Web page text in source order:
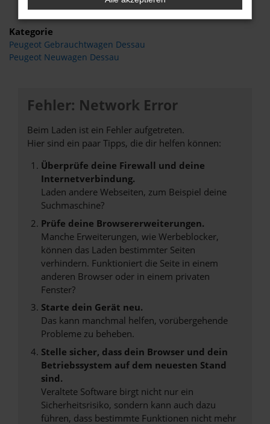
Kategorie
Peugeot Gebrauchtwagen Dessau
Peugeot Neuwagen Dessau
Fehler: Network Error
Beim Laden ist ein Fehler aufgetreten.
Hier sind ein paar Tipps, die dir helfen können:
Überprüfe deine Firewall und deine
Internetverbindung.
Laden andere Webseiten, zum Beispiel deine
Suchmaschine?
Prüfe deine Browsererweiterungen.
Manche Erweiterungen, wie Werbeblocker,
können das Laden bestimmter Seiten
verhindern. Funktioniert die Seite in einem
anderen Browser oder in einem privaten
Fenster?
Starte dein Gerät neu.
Das kann manchmal helfen, vorübergehende
Probleme zu beheben.
Stelle sicher, dass dein Browser und dein
Betriebssystem auf dem neuesten Stand
sind.
Veraltete Software birgt nicht nur ein
Sicherheitsrisiko, sondern kann auch dazu
führen, dass bestimmte Funktionen nicht mehr